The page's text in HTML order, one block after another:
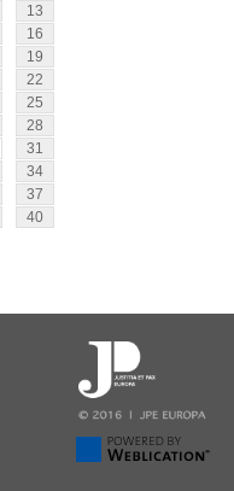
13
16
19
22
25
28
31
34
37
40